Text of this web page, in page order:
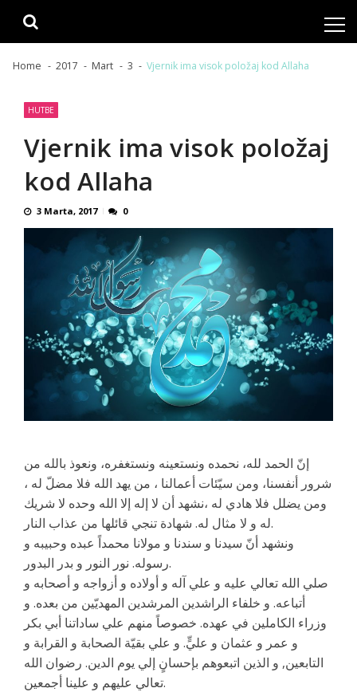
Home 2017 Mart 3 Vjernik ima visok položaj kod Allaha
HUTBE
Vjernik ima visok položaj
kod Allaha
3 Marta, 2017 0
إنّ الحمد لله، نحمده ونستعينه ونستغفره، ونعوذ بالله من
شرور أنفسنا، ومن سيّئات أعمالنا ، من يهد الله فلا مضلّ له ،
ومن يضلل فلا هادي له ،نشهد أن لا إله إلا الله وحده لا شريك
له و لا مثال له. شهادة تنجي قائلها من عذاب النار.
ونشهد أنّ سيدنا و سندنا و مولانا محمداً عبده وحبيبه و
رسوله. نور النور و بدر البدور.
صلي الله تعالي عليه و علي آله و أولاده و أزواجه و أصحابه و
أتباعه. و خلفاء الراشدين المرشدين المهديّين من بعده. و
وزراء الكاملين في عهده. خصوصاً منهم علي ساداتنا أبي بكر
و عمر و عثمان و عليٍّ. و علي بقيّة الصحابة و القرابة و
التابعين, و الذين اتبعوهم بإحسانٍ إلي يوم الدين. رضوان الله
تعالي عليهم و علينا أجمعين.